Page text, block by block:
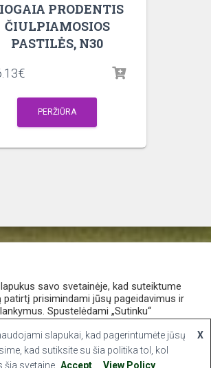
PRODENTIS
ČIULPIAMOSIOS
PASTILĖS, N30
€
PERŽIŪRA
APIE VAISTINĘ MANO PASKYRA
KONTAKTAI
| Developed byThemeIsle
savo svetainėje, kad suteiktume
patirtį prisimindami jūsų pageidavimus ir
Spustelėdami „Sutinku“
slapukus.
Sutinku
slapukai, kad pagerintumėte jūsų
kad sutiksite su šia politika tol, kol
šia svetaine
X
Accept View Policy